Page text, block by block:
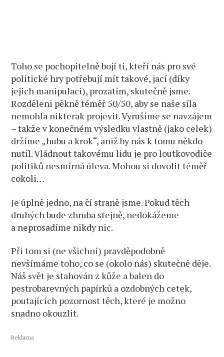
Toho se pochopitelně bojí ti, kteří nás pro své
politické hry potřebují mít takové, jací (díky
jejich manipulaci), prozatím, skutečně jsme.
Rozděleni pěkně téměř 50/50, aby se naše síla
nemohla nikterak projevit. Vyrušíme se navzájem
– takže v konečném výsledku vlastně (jako celek)
držíme „hubu a krok“, aniž by nás k tomu někdo
nutil. Vládnout takovému lidu je pro loutkovodiče
politiků nesmírná úleva. Mohou si dovolit téměř
cokoli…
Je úplně jedno, na čí straně jsme. Pokud těch
druhých bude zhruba stejně, nedokážeme
a neprosadíme nikdy nic.
Při tom si (ne všichni) pravděpodobně
nevšímáme toho, co se (okolo nás) skutečně děje.
Náš svět je stahován z kůže a balen do
pestrobarevných papírků a ozdobných cetek,
poutajících pozornost těch, které je možno
snadno okouzlit.
Reklama